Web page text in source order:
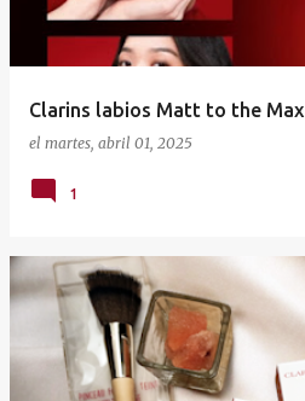
Clarins labios Matt to the Max
el martes, abril 01, 2025
1